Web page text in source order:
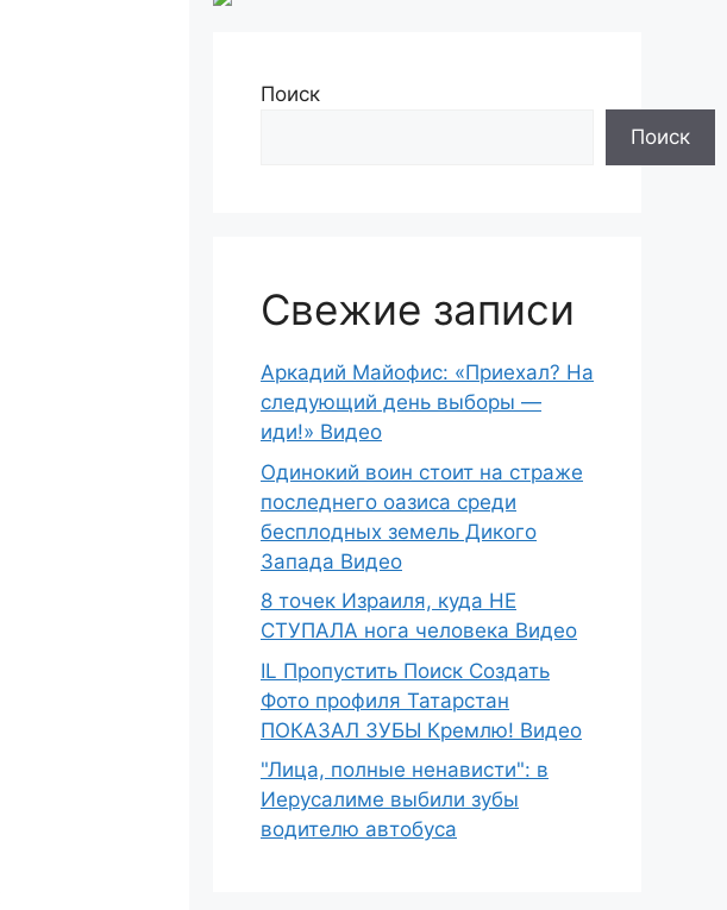
Поиск
Поиск
Свежие записи
Аркадий Майофис: «Приехал? На
следующий день выборы —
иди!» Видео
Одинокий воин стоит на страже
последнего оазиса среди
бесплодных земель Дикого
Запада Видео
8 точек Израиля, куда НЕ
СТУПАЛА нога человека Видео
IL Пропустить Поиск Создать
Фото профиля Татарстан
ПОКАЗАЛ ЗУБЫ Кремлю! Видео
"Лица, полные ненависти": в
Иерусалиме выбили зубы
водителю автобуса